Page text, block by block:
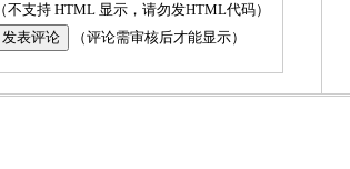
（不支持 HTML 显示，请勿发HTML代码）
（评论需审核后才能显示）